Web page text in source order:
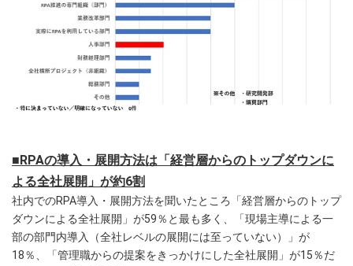
■RPAの導入・展開方法は「経営層からのトップダウンに
よる全社展開」が約6割
社内でのRPA導入・展開方法を聞いたところ「経営層からのトップ
ダウンによる全社展開」が59％と最も多く、「現場主導による一
部の部門内導入（全社レベルの展開には至っていない）」が
18％、「管理職からの提案をきっかけにした全社展開」が15％だ